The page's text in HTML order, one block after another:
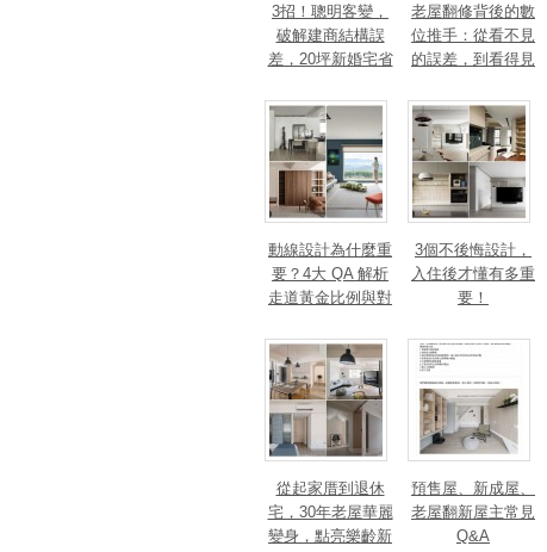
3招！聰明客變，
破解建商結構誤
差，20坪新婚宅省
錢
老屋翻修背後的數
位推手：從看不見
的誤差，到看得見
動線設計為什麼重
要？4大 QA 解析
走道黃金比例與對
3個不後悔設計，
入住後才懂有多重
要！
從起家厝到退休
宅，30年老屋華麗
變身，點亮樂齡新
預售屋、新成屋、
老屋翻新屋主常見
Q&A